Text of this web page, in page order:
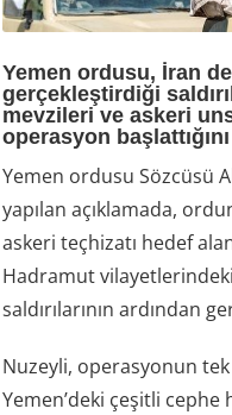
Yemen ordusu, İran
gerçekleştirdiği
mevzileri ve askeri
operasyon
Yemen ordusu Sözcüsü
yapılan açıklamada,
askeri teçhizatı hedef
Hadramut
saldırılarının ardından
Nuzeyli, operasyonun tek
Yemen’deki çeşitli cephe